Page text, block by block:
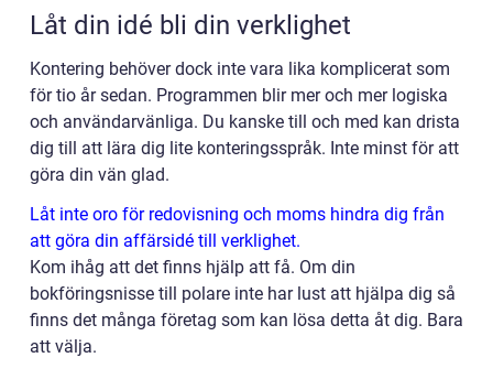
Låt din idé bli din verklighet
Kontering behöver dock inte vara lika komplicerat som
för tio år sedan. Programmen blir mer och mer logiska
och användarvänliga. Du kanske till och med kan drista
dig till att lära dig lite konteringsspråk. Inte minst för att
göra din vän glad.
Låt inte oro för redovisning och moms hindra dig från
att göra din affärsidé till verklighet.
Kom ihåg att det finns hjälp att få. Om din
bokföringsnisse till polare inte har lust att hjälpa dig så
finns det många företag som kan lösa detta åt dig. Bara
att välja.